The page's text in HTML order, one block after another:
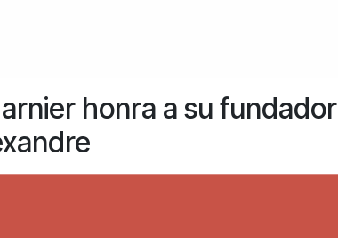
honra a su